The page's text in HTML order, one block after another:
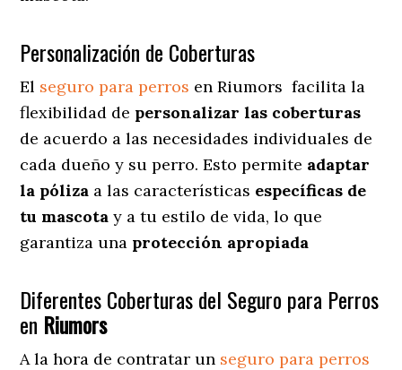
Personalización de Coberturas
El seguro para perros en Riumors facilita la
flexibilidad de personalizar las coberturas
de acuerdo a las necesidades individuales de
cada dueño y su perro. Esto permite adaptar
la póliza a las características específicas de
tu mascota y a tu estilo de vida, lo que
garantiza una protección apropiada
Diferentes Coberturas del Seguro para Perros
en Riumors
A la hora de contratar un seguro para perros